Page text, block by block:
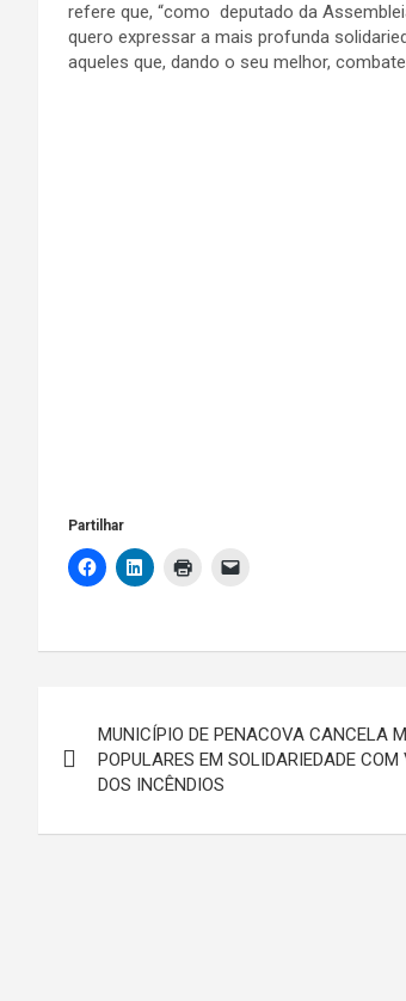
refere que, “como deputado da
quero expressar a mais profunda
aqueles que, dando o seu melhor,